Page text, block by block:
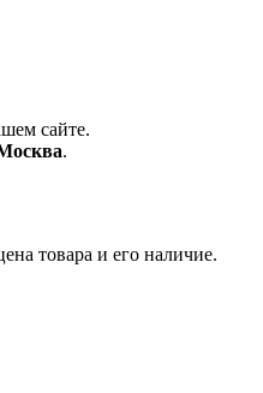
сайте.
.
товара и его наличие.